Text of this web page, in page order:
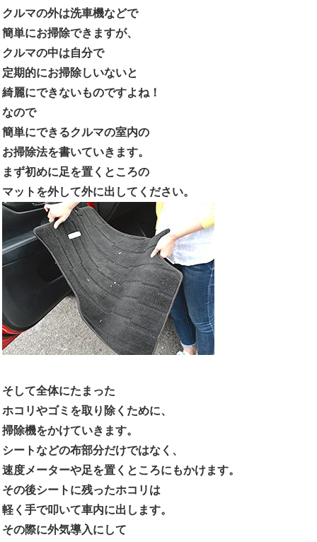
クルマの外は洗車機などで
簡単にお掃除できますが、
クルマの中は自分で
定期的にお掃除しいないと
綺麗にできないものですよね！
なので
簡単にできるクルマの室内の
お掃除法を書いていきます。
まず初めに足を置くところの
マットを外して外に出してください。
そして全体にたまった
ホコリやゴミを取り除くために、
掃除機をかけていきます。
シートなどの布部分だけではなく、
速度メーターや足を置くところにもかけます。
その後シートに残ったホコリは
軽く手で叩いて車内に出します。
その際に外気導入にして